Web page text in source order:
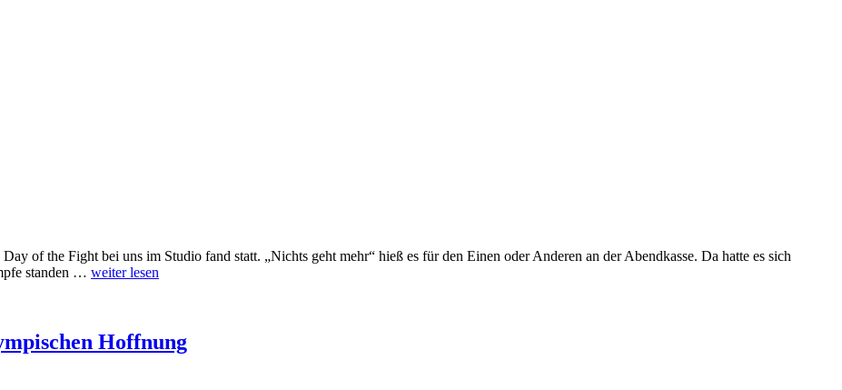
of the Fight bei uns im Studio fand statt. „Nichts geht mehr“ hieß es für den Einen oder Anderen an der Abendkasse. Da hatte es sich
standen … weiter lesen
Hoffnung